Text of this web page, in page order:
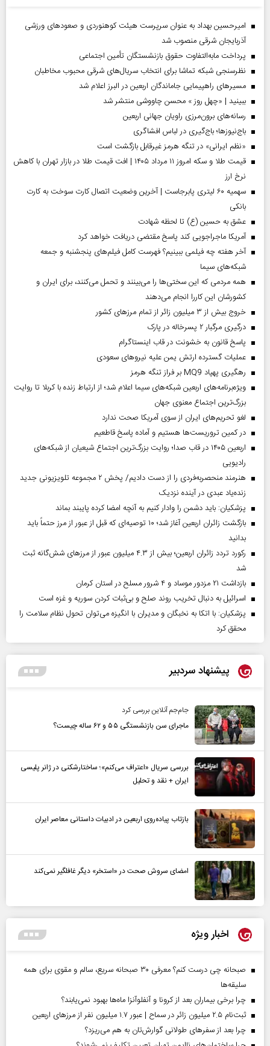
امیرحسین بهداد به عنوان سرپرست هیئت کوهنوردی و صعودهای ورزشی
آذربایجان شرقی منصوب شد
پرداخت مابه‌التفاوت حقوق بازنشستگان تأمین اجتماعی
نظرسنجی شبکه تماشا برای انتخاب سریال‌های شرقی محبوب مخاطبان
مسیر‌های راهپیمایی جاماندگان اربعین در البرز اعلام شد
ببینید | «چهل روز » محسن چاووشی منتشر شد
رسانه‌های برون‌مرزی راویان جهانی اربعین
باج‌نیوزها؛ باج‌گیری در لباس افشاگری
«نظم ایرانی» در تنگه هرمز غیرقابل بازگشت است
قیمت طلا و سکه امروز ۱۱ مرداد ۱۴۰۵ | افت قیمت طلا در بازار تهران با کاهش
نرخ ارز
سهمیه ۶۰ لیتری پابرجاست | آخرین وضعیت اتصال کارت سوخت به کارت
بانکی
عشق به حسین (ع) تا لحظه شهادت
آمریکا ماجراجویی کند پاسخ مقتضی دریافت خواهد کرد
آخر هفته چه فیلمی ببینیم؟ فهرست کامل فیلم‌های پنجشنبه و جمعه
شبکه‌های سیما
همه مردمی که این سختی‌ها را می‌بینند و تحمل می‌کنند، برای ایران و
کشورشان این کاررا انجام می‌دهند
خروج بیش از ۳ میلیون زائر از تمام مرز‌های کشور
درگیری مرگبار ۲ پسرخاله در پارک
پاسخ قانون به خشونت در قاب اینستاگرام
عملیات گسترده ارتش یمن علیه نیروهای سعودی
رهگیری پهپاد MQ9 بر فراز تنگه هرمز
ویژه‌برنامه‌های اربعین شبکه‌های سیما اعلام شد؛ از ارتباط زنده با کربلا تا روایت
بزرگ‌ترین اجتماع معنوی جهان
لغو تحریم‌های ایران از سوی آمریکا صحت ندارد
در کمین تروریست‌ها هستیم و آماده پاسخ قاطعیم
اربعین ۱۴۰۵ در قاب صدا؛ روایت بزرگ‌ترین اجتماع شیعیان از شبکه‌های
رادیویی
هنرمند منحصر‌به‌فردی را از دست دادیم/ پخش ۲ مجموعه تلویزیونی جدید
زنده‌یاد عبدی در آینده نزدیک
پزشکیان: باید دشمن را وادار کنیم به آنچه امضا کرده پایبند بماند
بازگشت زائران اربعین آغاز شد؛ ۱۰ توصیه‌ای که قبل از عبور از مرز حتماً باید
بدانید
رکورد تردد زائران اربعین؛ بیش از ۴.۳ میلیون عبور از مرزهای شش‌گانه ثبت
شد
بازداشت ۲۱ مزدور موساد و ۴ شرور مسلح در استان کرمان
اسرائیل به دنبال تخریب روند صلح و بی‌ثبات کردن سوریه و غزه است
پزشکیان: با اتکا به نخبگان و مدیران با انگیزه می‌توان تحول نظام سلامت را
محقق کرد
پیشنهاد سردبیر
جام‌جم آنلاین بررسی کرد
ماجرای سن بازنشستگی ۵۵ و ۶۲ ساله چیست؟
بررسی سریال «اعتراف می‌کنم»؛ ساختارشکنی در ژانر پلیسی
ایران + نقد و تحلیل
بازتاب پیاده‌روی اربعین در ادبیات داستانی معاصر ایران
امضای سروش صحت در «استخر» دیگر غافلگیر نمی‌کند
اخبار ویژه
صبحانه چی درست کنم؟ معرفی ۳۰ صبحانه سریع، سالم و مقوی برای همه
سلیقه‌ها
چرا برخی بیماران بعد از کرونا و آنفلوآنزا ماه‌ها بهبود نمی‌یابند؟
ثبت‌نام ۲.۵ میلیون زائر در سماح | عبور ۱.۷ میلیون نفر از مرز‌های اربعین
چرا بعد از سفرهای طولانی گوارش‌تان به هم می‌ریزد؟